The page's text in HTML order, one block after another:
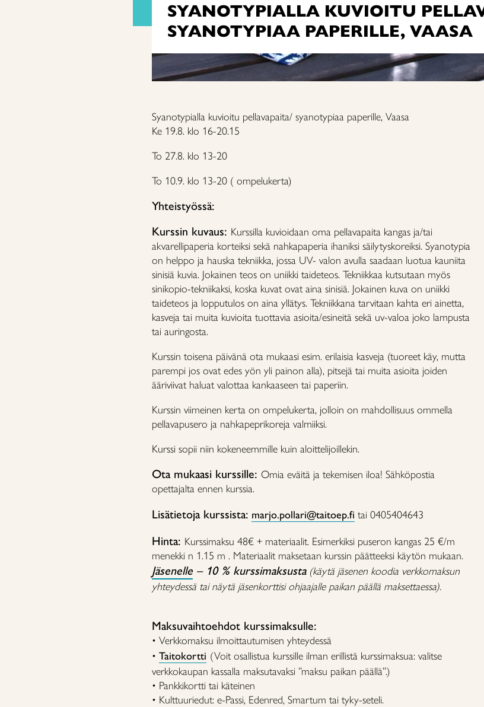
SYANOTYPIALLA KUVIOITU
SYANOTYPIAA PAPERILLE, VAASA
Syanotypialla kuvioitu pellavapaita/ syanotypiaa paperille, Vaasa
Ke 19.8. klo 16-20.15
To 27.8. klo 13-20
To 10.9. klo 13-20 ( ompelukerta)
Yhteistyössä:
Kurssin kuvaus: Kurssilla kuvioidaan oma pellavapaita kangas ja/tai
akvarellipaperia korteiksi sekä nahkapaperia ihaniksi säilytyskoreiksi. Syanotypia
on helppo ja hauska tekniikka, jossa UV- valon avulla saadaan luotua kauniita
sinisiä kuvia. Jokainen teos on uniikki taideteos. Tekniikkaa kutsutaan myös
sinikopio-tekniikaksi, koska kuvat ovat aina sinisiä. Jokainen kuva on uniikki
taideteos ja lopputulos on aina yllätys. Tekniikkana tarvitaan kahta eri ainetta,
kasveja tai muita kuvioita tuottavia asioita/esineitä sekä uv-valoa joko lampusta
tai auringosta.
Kurssin toisena päivänä ota mukaasi esim. erilaisia kasveja (tuoreet käy, mutta
parempi jos ovat edes yön yli painon alla), pitsejä tai muita asioita joiden
ääriviivat haluat valottaa kankaaseen tai paperiin.
Kurssin viimeinen kerta on ompelukerta, jolloin on mahdollisuus ommella
pellavapusero ja nahkapeprikoreja valmiiksi.
Kurssi sopii niin kokeneemmille kuin aloittelijoillekin.
Ota mukaasi kurssille: Omia eväitä ja tekemisen iloa! Sähköpostia
opettajalta ennen kurssia.
Lisätietoja kurssista: marjo.pollari@taitoep.fi tai 0405404643
Hinta: Kurssimaksu 48€ + materiaalit. Esimerkiksi puseron kangas 25 €/m
menekki n 1.15 m . Materiaalit maksetaan kurssin päätteeksi käytön mukaan.
Jäsenelle– 10 % kurssimaksusta (käytä jäsenen koodia verkkomaksun
yhteydessä tai näytä jäsenkorttisi ohjaajalle paikan päällä maksettaessa).
Maksuvaihtoehdot kurssimaksulle:
• Verkkomaksu ilmoittautumisen yhteydessä
• Taitokortti (Voit osallistua kurssille ilman erillistä kurssimaksua: valitse
verkkokaupan kassalla maksutavaksi ”maksu paikan päällä”.)
• Pankkikortti tai käteinen
• Kulttuuriedut: e-Passi, Edenred, Smartum tai tyky-seteli.